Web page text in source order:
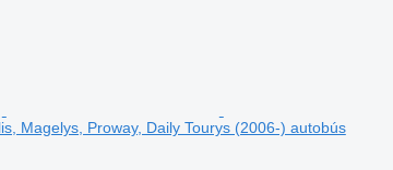
Magelys, Proway, Daily Tourys (2006-) autobús